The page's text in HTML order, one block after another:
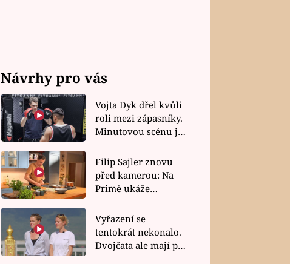
Návrhy pro vás
Vojta Dyk dřel kvůli
roli mezi zápasníky.
Minutovou scénu jel
Filip Sajler znovu
před kamerou: Na
Primě ukáže
rychlé recepty
Vyřazení se
tentokrát nekonalo.
Dvojčata ale mají po